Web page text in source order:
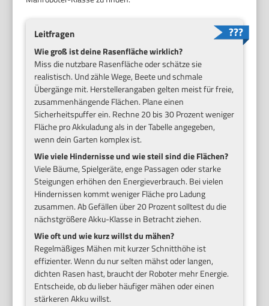
Leitfragen
Wie groß ist deine Rasenfläche wirklich?
Miss die nutzbare Rasenfläche oder schätze sie
realistisch. Und zähle Wege, Beete und schmale
Übergänge mit. Herstellerangaben gelten meist für freie,
zusammenhängende Flächen. Plane einen
Sicherheitspuffer ein. Rechne 20 bis 30 Prozent weniger
Fläche pro Akkuladung als in der Tabelle angegeben,
wenn dein Garten komplex ist.
Wie viele Hindernisse und wie steil sind die Flächen?
Viele Bäume, Spielgeräte, enge Passagen oder starke
Steigungen erhöhen den Energieverbrauch. Bei vielen
Hindernissen kommt weniger Fläche pro Ladung
zusammen. Ab Gefällen über 20 Prozent solltest du die
nächstgrößere Akku-Klasse in Betracht ziehen.
Wie oft und wie kurz willst du mähen?
Regelmäßiges Mähen mit kurzer Schnitthöhe ist
effizienter. Wenn du nur selten mähst oder langen,
dichten Rasen hast, braucht der Roboter mehr Energie.
Entscheide, ob du lieber häufiger mähen oder einen
stärkeren Akku willst.